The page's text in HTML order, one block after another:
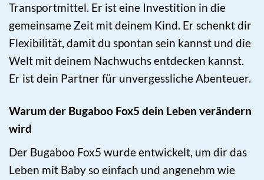
Transportmittel. Er ist eine Investition in die
gemeinsame Zeit mit deinem Kind. Er schenkt dir
Flexibilität, damit du spontan sein kannst und die
Welt mit deinem Nachwuchs entdecken kannst.
Er ist dein Partner für unvergessliche Abenteuer.
Warum der Bugaboo Fox5 dein Leben verändern
wird
Der Bugaboo Fox5 wurde entwickelt, um dir das
Leben mit Baby so einfach und angenehm wie